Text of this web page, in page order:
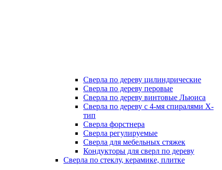
Сверла по дереву цилиндрические
Сверла по дереву перовые
Сверла по дереву винтовые Льюиса
Сверла по дереву с 4-мя спиралями Х-
тип
Сверла форстнера
Сверла регулируемые
Сверла для мебельных стяжек
Кондукторы для сверл по дереву
Сверла по стеклу, керамике, плитке